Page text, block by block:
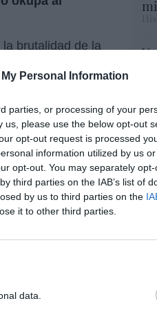
Personal Information
parties, or processing of your
please use the below opt-out
opt-out request is processed
information utilized by us
opt-out. You may separately
third parties on the IAB’s list of
by us to third parties on the
it to other third parties.
data.
brutalidad de la
con el
agredirse con
aparece
se ceba,
a gritos.
Gobierno de
por
de la